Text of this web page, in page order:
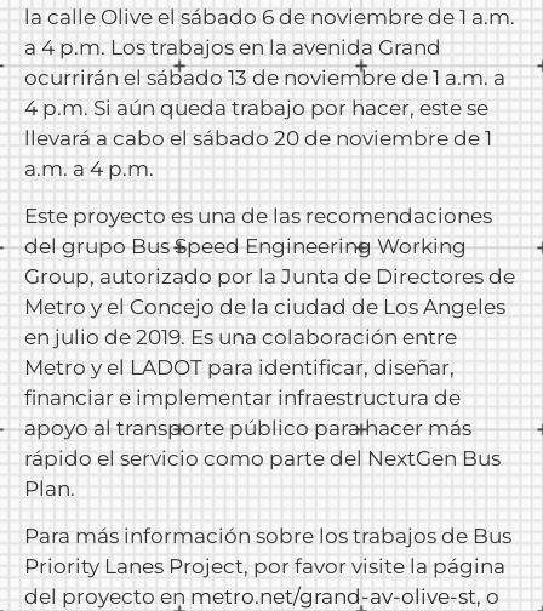
la calle Olive el sábado 6 de noviembre de 1 a.m.
a 4 p.m. Los trabajos en la avenida Grand
ocurrirán el sábado 13 de noviembre de 1 a.m. a
4 p.m. Si aún queda trabajo por hacer, este se
llevará a cabo el sábado 20 de noviembre de 1
a.m. a 4 p.m.
Este proyecto es una de las recomendaciones
del grupo Bus Speed Engineering Working
Group, autorizado por la Junta de Directores de
Metro y el Concejo de la ciudad de Los Angeles
en julio de 2019. Es una colaboración entre
Metro y el LADOT para identificar, diseñar,
financiar e implementar infraestructura de
apoyo al transporte público para hacer más
rápido el servicio como parte del NextGen Bus
Plan.
Para más información sobre los trabajos de Bus
Priority Lanes Project, por favor visite la página
del proyecto en metro.net/grand-av-olive-st, o